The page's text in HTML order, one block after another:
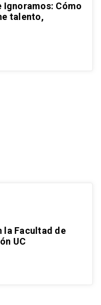
Ignoramos: Cómo
talento,
la Facultad de
UC